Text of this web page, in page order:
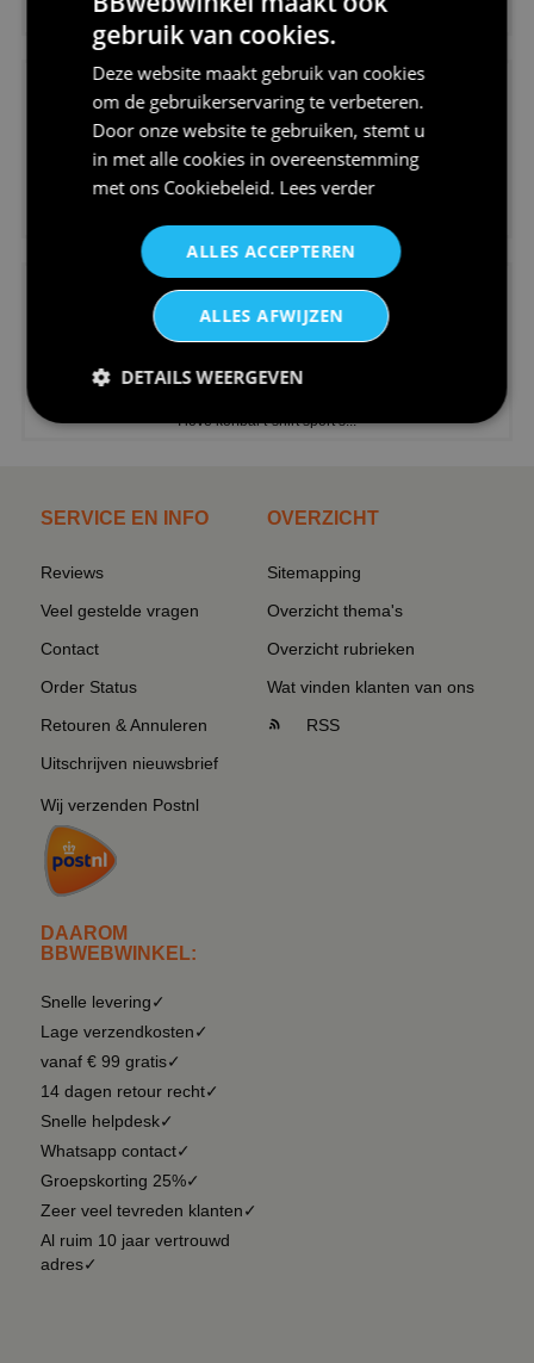
Koningsdag shirt heren v-hals ...
€24,95
I love korfbal t-shirt sport s...
SERVICE EN INFO
Reviews
Veel gestelde vragen
Contact
Order Status
Retouren & Annuleren
Uitschrijven nieuwsbrief
Wij verzenden Postnl
DAAROM
BBWEBWINKEL:
Snelle levering✓
Lage verzendkosten✓
vanaf € 99 gratis✓
14 dagen retour recht✓
Snelle helpdesk✓
Whatsapp contact✓
Groepskorting 25%✓
Zeer veel tevreden klanten✓
Al ruim 10 jaar vertrouwd
adres✓
OVERZICHT
Sitemapping
Overzicht thema's
Overzicht rubrieken
Wat vinden klanten van ons
RSS
gebruik van cookies.
Deze website maakt gebruik van cookies
om de gebruikerservaring te verbeteren.
Door onze website te gebruiken, stemt u
in met alle cookies in overeenstemming
met ons Cookiebeleid. Lees verder
ALLES ACCEPTEREN
ALLES AFWIJZEN
DETAILS WEERGEVEN